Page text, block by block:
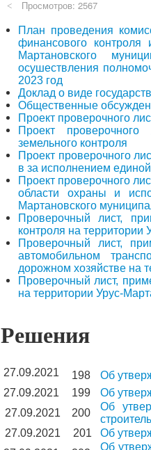
Просмотров: 2567
План проведения
финансового
Мартановского
осушествления
2023 год
Доклад о виде
Общественные
Проект проверочного
Проект
земельного контроля
Проект проверочного
в за исполнением
Проект проверочного
области охраны и
Мартановского
Проверочный лист,
контроля на территории
Проверочный лист,
автомобильном
дорожном хозяйстве на
Проверочный лист,
на территории Урус-
Решения
27.09.2021 198
Об
27.09.2021
199
Об
27.09.2021
200
Об
27.09.2021
201
Об
Об